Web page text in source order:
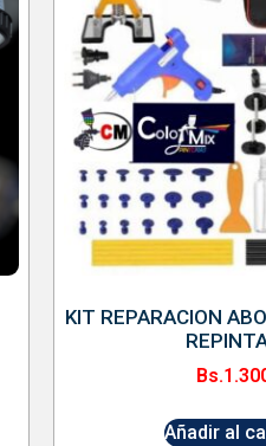
KIT REPARACION
Bs.
Añadir al